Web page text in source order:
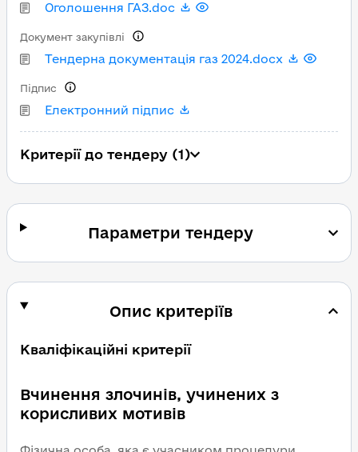
Оголошення ГАЗ.doc
Тендерна документація газ 2024.docx
Документ закупівлі
Електронний підпис
Підпис
Критерії до тендеру (1)
Параметри тендеру
Опис критеріїв
Кваліфікаційні критерії
Вчинення злочинів, учинених з
корисливих мотивів